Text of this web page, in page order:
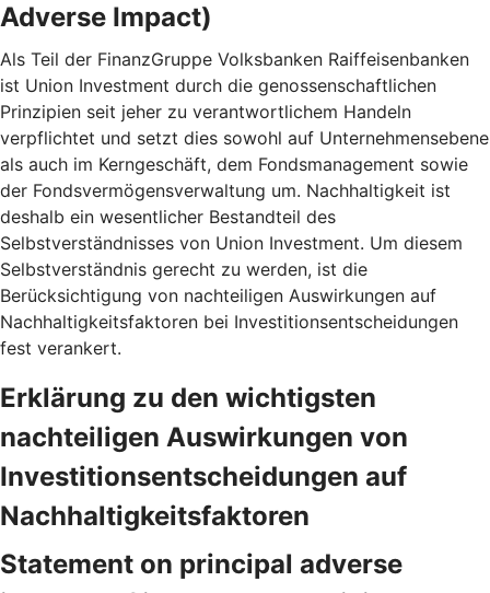
Adverse Impact)
Als Teil der FinanzGruppe Volksbanken Raiffeisenbanken
ist Union Investment durch die genossenschaftlichen
Prinzipien seit jeher zu verantwortlichem Handeln
verpflichtet und setzt dies sowohl auf Unternehmensebene
als auch im Kerngeschäft, dem Fondsmanagement sowie
der Fondsvermögensverwaltung um. Nachhaltigkeit ist
deshalb ein wesentlicher Bestandteil des
Selbstverständnisses von Union Investment. Um diesem
Selbstverständnis gerecht zu werden, ist die
Berücksichtigung von nachteiligen Auswirkungen auf
Nachhaltigkeitsfaktoren bei Investitionsentscheidungen
fest verankert.
Erklärung zu den wichtigsten
nachteiligen Auswirkungen von
Investitionsentscheidungen auf
Nachhaltigkeitsfaktoren
Statement on principal adverse